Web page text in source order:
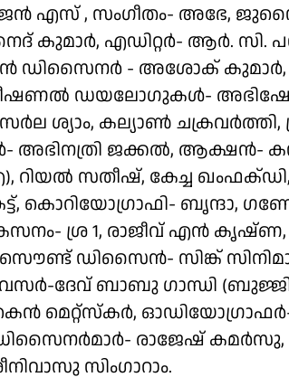
എസ് , സംഗീതം- അഭേ,
കുമാർ, എഡിറ്റർ- ആർ. സി.
ഡിസൈനർ - അശോക്
ഡയലോഗുകൾ-
ശ്യാം, കല്യാൺ ചക്രവർത്തി,
അഭിനത്രി ജക്കൽ, ആക്ഷൻ-
സതീഷ്, കേച്ച
കൊറിയോഗ്രാഫി- ബൃന്ദാ,
ശ്ര 1, രാജീവ് എൻ
ഡിസൈൻ- സിങ്ക്
ദേവ് ബാബു ഗാന്ധി
കെൻ മെറ്റ്സ്കർ, ഓഡിയോഗ്രാഫർ-
രാജേഷ് കമർസു,
സിംഗാറാം.